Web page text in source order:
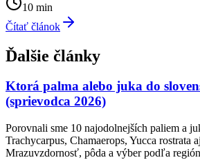
10 min
Čítať článok
Ďalšie články
Ktorá palma alebo juka do
(sprievodca 2026)
Porovnali sme 10 najodolnejších paliem a
Trachycarpus, Chamaerops, Yucca rostrata
Mrazuvzdornosť, pôda a výber podľa